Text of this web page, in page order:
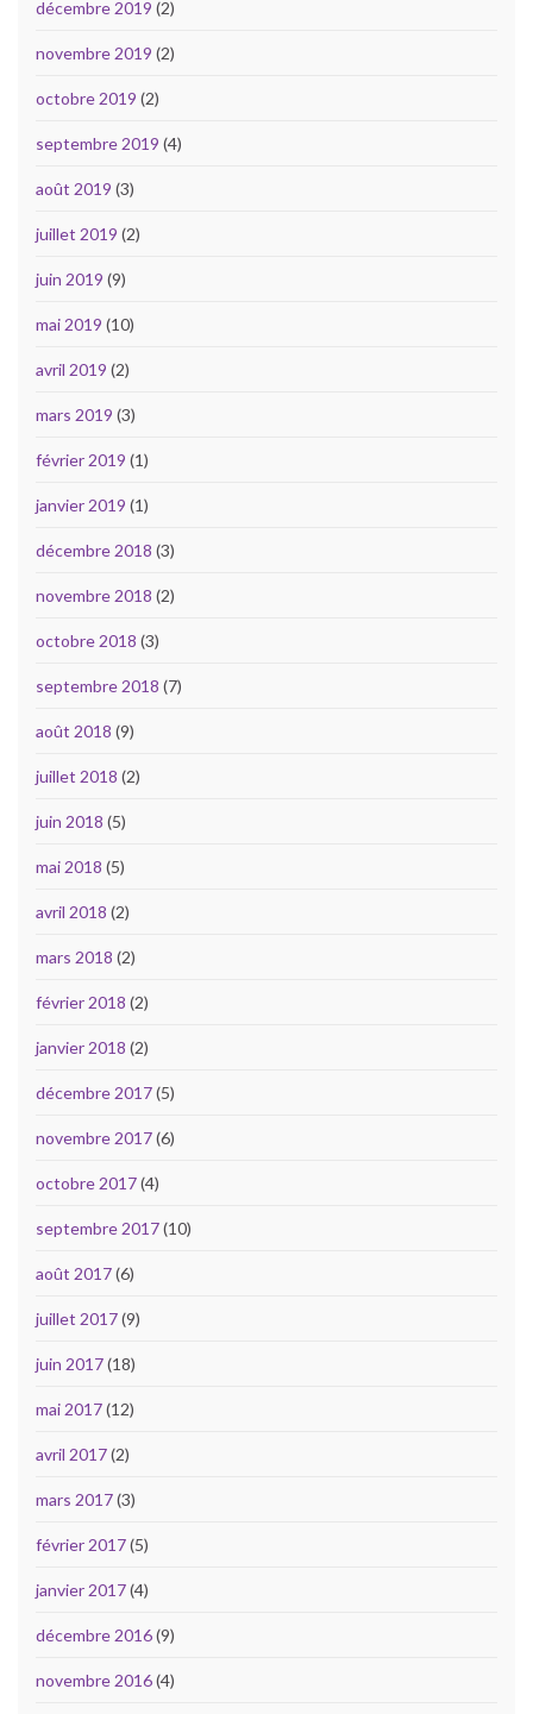
décembre 2019 (2)
novembre 2019 (2)
octobre 2019 (2)
septembre 2019 (4)
août 2019 (3)
juillet 2019 (2)
juin 2019 (9)
mai 2019 (10)
avril 2019 (2)
mars 2019 (3)
février 2019 (1)
janvier 2019 (1)
décembre 2018 (3)
novembre 2018 (2)
octobre 2018 (3)
septembre 2018 (7)
août 2018 (9)
juillet 2018 (2)
juin 2018 (5)
mai 2018 (5)
avril 2018 (2)
mars 2018 (2)
février 2018 (2)
janvier 2018 (2)
décembre 2017(5)
novembre 2017(6)
octobre 2017(4)
septembre 2017(10)
août 2017(6)
juillet 2017(9)
juin 2017(18)
mai 2017(12)
avril 2017(2)
mars 2017(3)
février 2017(5)
janvier 2017(4)
décembre 2016(9)
novembre 2016(4)